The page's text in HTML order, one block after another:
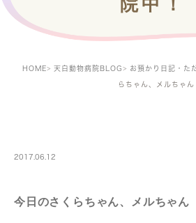
院中！
HOME 天白動物病院BLOG お預かり日記・た
らちゃん、メルちゃん
2017.06.12
今日のさくらちゃん、メルちゃん